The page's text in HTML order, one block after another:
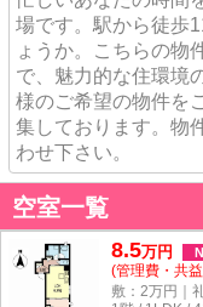
場です。駅から徒歩
ょうか。こちらの物
で、魅力的な住環境
様のご希望の物件を
集しております。物
わせ下さい。
空室一覧
8.5万円
(管理費・共
敷：2万円｜